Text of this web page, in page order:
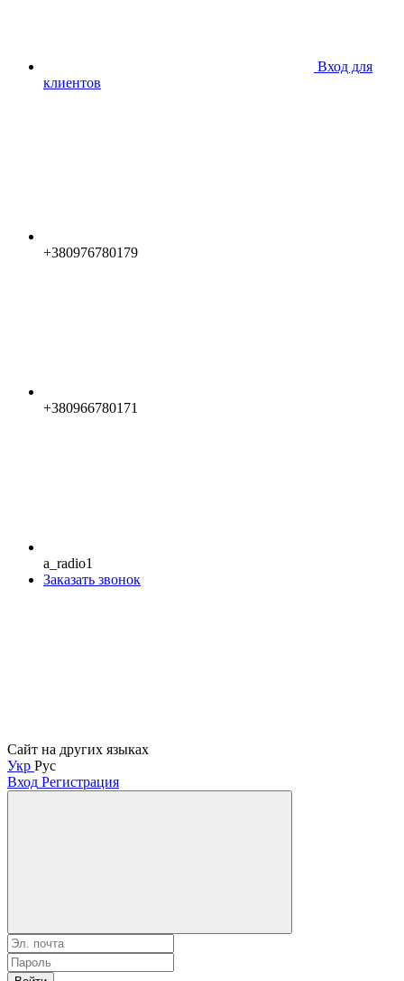
Вход для
клиентов
+380976780179
+380966780171
a_radio1
Заказать звонок
Сайт на других языках
Укр Рус
Вход Регистрация